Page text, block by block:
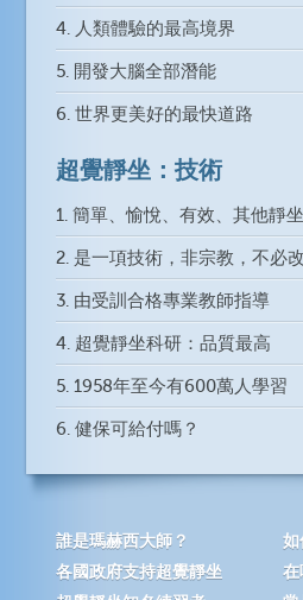
4. 人類體驗的最高境界
5. 開發大腦全部潛能
6. 世界更美好的最快道路
超覺靜坐：技術
1. 簡單、愉悅、有效、其他靜
2. 是一項技術，非宗教，不必
3. 由受訓合格專業教師指導
4. 超覺靜坐科研：品質最高
5. 1958年至今有600萬人學習
6. 健保可給付嗎？
誰是瑪赫西大師？
各國政府支持超覺靜坐
如
在